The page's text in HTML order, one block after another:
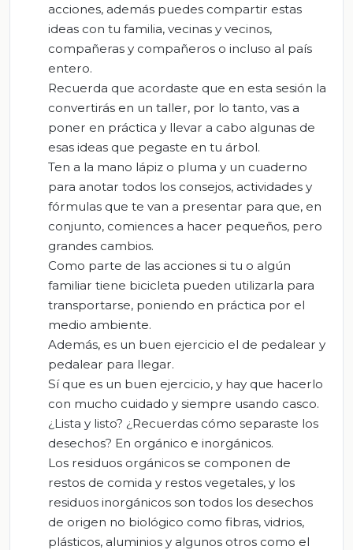
acciones, además puedes compartir estas
ideas con tu familia, vecinas y vecinos,
compañeras y compañeros o incluso al país
entero.
Recuerda que acordaste que en esta sesión la
convertirás en un taller, por lo tanto, vas a
poner en práctica y llevar a cabo algunas de
esas ideas que pegaste en tu árbol.
Ten a la mano lápiz o pluma y un cuaderno
para anotar todos los consejos, actividades y
fórmulas que te van a presentar para que, en
conjunto, comiences a hacer pequeños, pero
grandes cambios.
Como parte de las acciones si tu o algún
familiar tiene bicicleta pueden utilizarla para
transportarse, poniendo en práctica por el
medio ambiente.
Además, es un buen ejercicio el de pedalear y
pedalear para llegar.
Sí que es un buen ejercicio, y hay que hacerlo
con mucho cuidado y siempre usando casco.
¿Lista y listo? ¿Recuerdas cómo separaste los
desechos? En orgánico e inorgánicos.
Los residuos orgánicos se componen de
restos de comida y restos vegetales, y los
residuos inorgánicos son todos los desechos
de origen no biológico como fibras, vidrios,
plásticos, aluminios y algunos otros como el